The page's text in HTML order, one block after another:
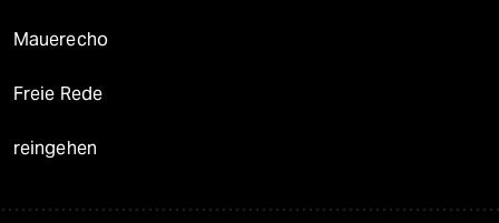
Mauerecho
Freie Rede
reingehen